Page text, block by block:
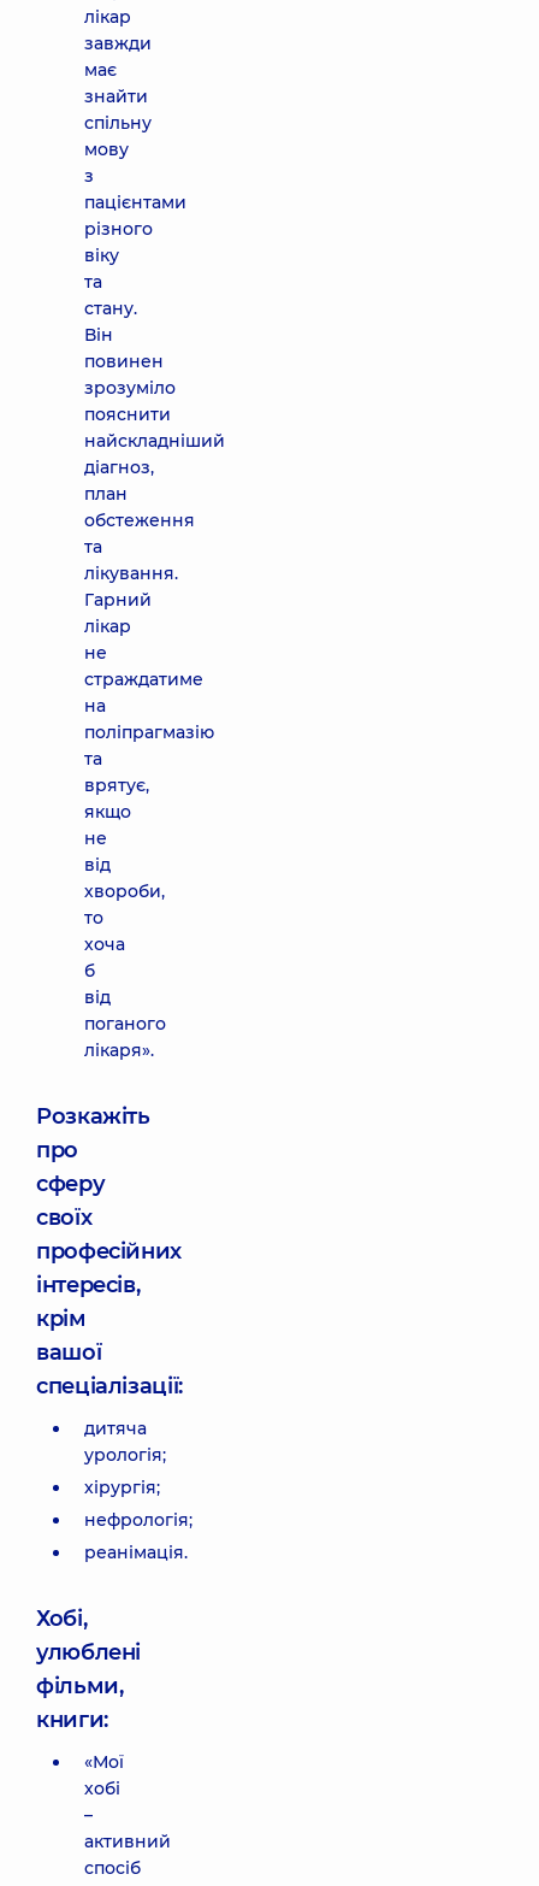
лікар
завжди
має
знайти
спільну
мову
з
пацієнтами
різного
віку
та
стану.
Він
повинен
зрозуміло
пояснити
найскладніший
діагноз,
план
обстеження
та
лікування.
Гарний
лікар
не
страждатиме
на
поліпрагмазію
та
врятує,
якщо
не
від
хвороби,
то
хоча
б
від
поганого
лікаря».
Розкажіть
про
сферу
своїх
професійних
інтересів,
крім
вашої
спеціалізації:
дитяча
урологія;
хірургія;
нефрологія;
реанімація.
Хобі,
улюблені
фільми,
книги:
«Мої
хобі
–
активний
спосіб